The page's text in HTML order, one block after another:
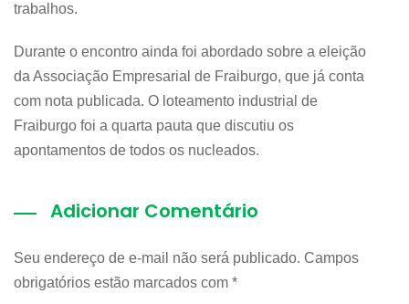
trabalhos.
Durante o encontro ainda foi abordado sobre a eleição
da Associação Empresarial de Fraiburgo, que já conta
com nota publicada. O loteamento industrial de
Fraiburgo foi a quarta pauta que discutiu os
apontamentos de todos os nucleados.
Adicionar Comentário
Seu endereço de e-mail não será publicado. Campos
obrigatórios estão marcados com *